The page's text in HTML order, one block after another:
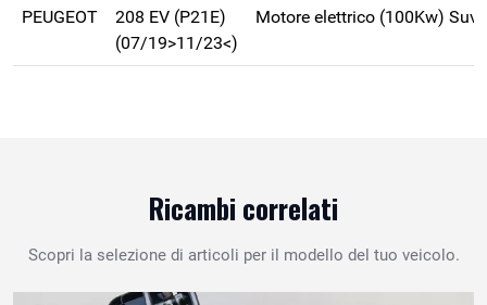
PEUGEOT
208 EV (P21E)
(07/19>11/23<)
Motore elettrico (100Kw) Suv
Ricambi correlati
Scopri la selezione di articoli per il modello del tuo veicolo.